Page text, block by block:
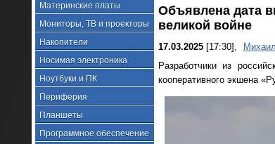
Материнские платы
Мониторы, ТВ и проекторы
Накопители
Носимая электроника
Ноутбуки и ПК
Периферия
Планшеты
Программное обеспечение
Объявлена дата
великой войне
17.03.2025[17:30],
Разработчики из
кооперативного экшена